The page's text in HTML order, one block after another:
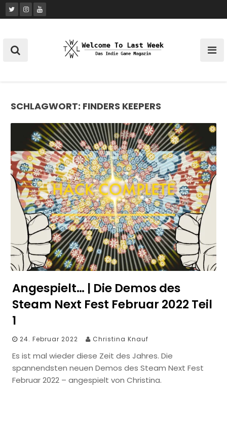
Skip
to
SCHLAGWORT: FINDERS KEEPERS
Angespielt… | Die Demos des
Steam Next Fest Februar 2022 Teil
1
24. Februar 2022 Christina Knauf
Es ist mal wieder diese Zeit des Jahres. Die
spannendsten neuen Demos des Steam Next Fest
Februar 2022 – angespielt von Christina.